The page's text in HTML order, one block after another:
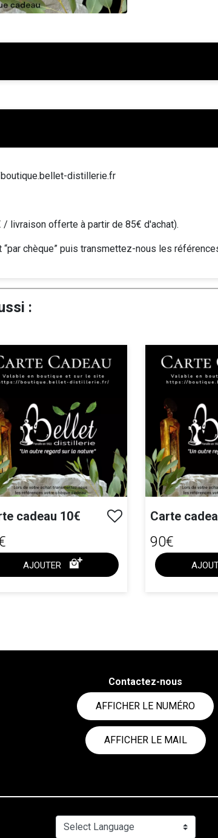
distillerie.fr
livraison offerte à partir de 85€ d'achat).
chèque” puis transmettez-nous les
:
cadeau 10€
AJOUTER
Carte
90€
Contactez-nous
AFFICHER LE NUMÉRO
AFFICHER LE MAIL